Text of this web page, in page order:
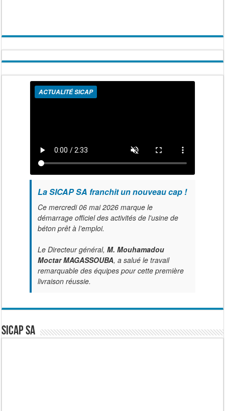
ACTUALITÉ SICAP
La SICAP SA franchit un nouveau cap !
Ce mercredi 06 mai 2026 marque le
démarrage officiel des activités de l'usine de
béton prêt à l’emploi.
Le Directeur général, M. Mouhamadou
Moctar MAGASSOUBA, a salué le travail
remarquable des équipes pour cette première
livraison réussie.
SICAP SA